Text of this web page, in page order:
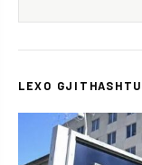
LEXO GJITHASHTU